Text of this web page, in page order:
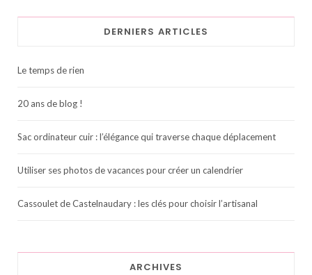
DERNIERS ARTICLES
Le temps de rien
20 ans de blog !
Sac ordinateur cuir : l’élégance qui traverse chaque déplacement
Utiliser ses photos de vacances pour créer un calendrier
Cassoulet de Castelnaudary : les clés pour choisir l’artisanal
ARCHIVES